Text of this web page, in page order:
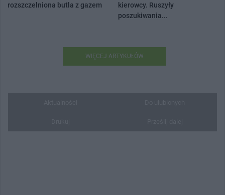
rozszczelniona butla z gazem
kierowcy. Ruszyły
poszukiwania...
WIĘCEJ ARTYKUŁÓW